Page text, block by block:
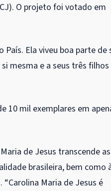
O projeto foi votado em
Ela viveu boa parte de
mesma e a seus três filhos
10 mil exemplares em
de Jesus transcende as
brasileira, bem como
Maria de Jesus é